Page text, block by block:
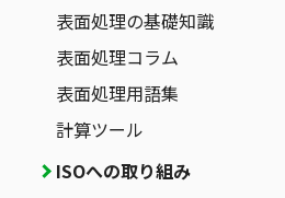
表面処理の基礎知識
表面処理コラム
表面処理用語集
計算ツール
ISOへの取り組み